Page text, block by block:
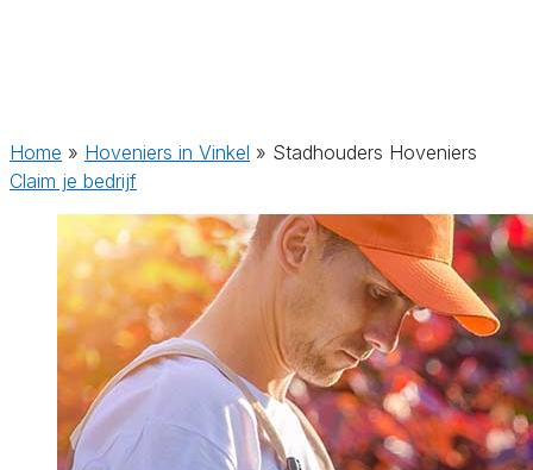
Home » Hoveniers in Vinkel » Stadhouders Hoveniers
Claim je bedrijf